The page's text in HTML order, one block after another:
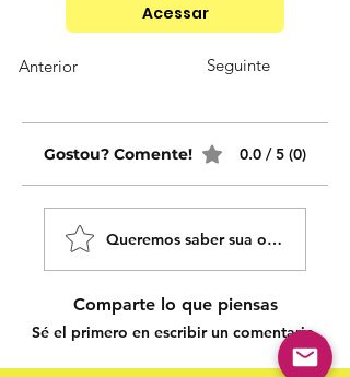
Acessar
Anterior Seguinte
Gostou? Comente! 0.0 / 5 (0)
Queremos saber sua opinião
Comparte lo que piensas
Sé el primero en escribir un comentario.